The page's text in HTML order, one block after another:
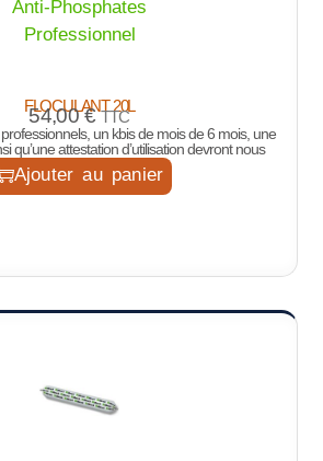
FLOCULANT 20L
54,00€ TTC
un kbis de mois de 6 mois, une
qu’une attestation d’utilisation devront nous
Ajouter au panier